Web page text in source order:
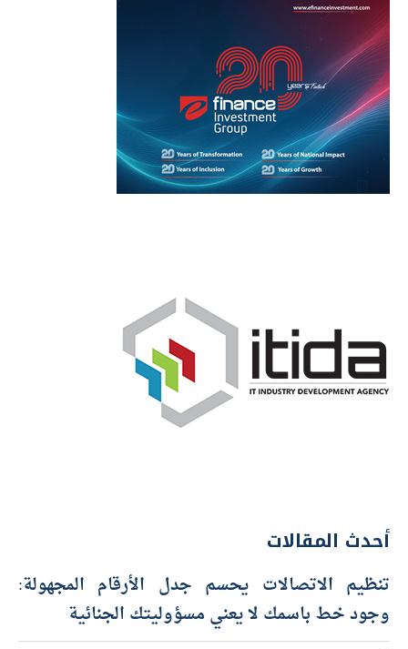
أحدث المقالات
تنظيم الاتصالات يحسم جدل الأرقام المجهولة:
وجود خط باسمك لا يعني مسؤوليتك الجنائية